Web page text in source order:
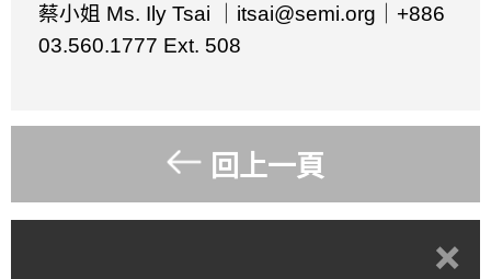
蔡小姐 Ms. Ily Tsai itsai@semi.org
+886
03.560.1777 Ext. 508
回上一頁
+